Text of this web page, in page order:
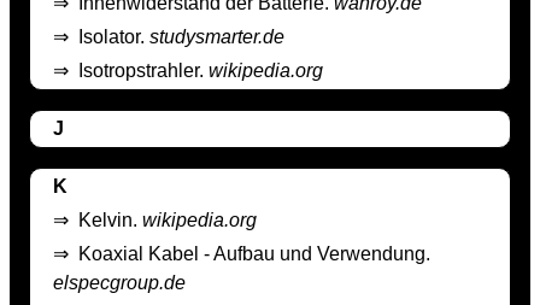
⇒
Isolator. studysmarter.de
⇒
Isotropstrahler. wikipedia.org
J
K
⇒ Kelvin. wikipedia.org
⇒ Koaxial Kabel - Aufbau und Verwendung.
elspecgroup.de